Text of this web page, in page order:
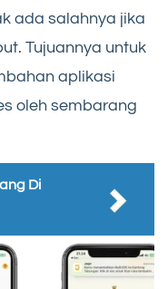
ada salahnya jika
Tujuannya untuk
aplikasi
oleh sembarang
Di